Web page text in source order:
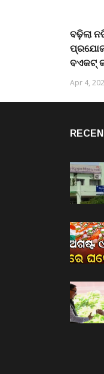
ବଢ଼ିଲା
ବଏକଟ୍
Apr 4,